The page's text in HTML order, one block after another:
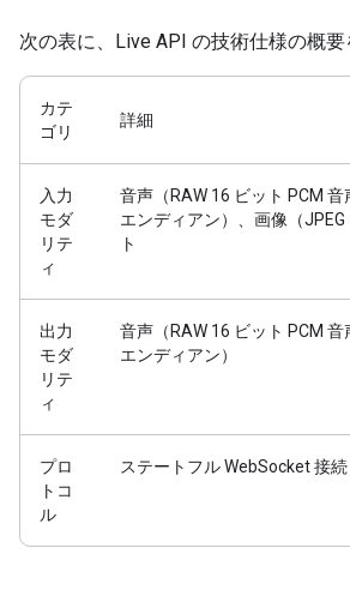
次の表に、Live API の技術仕様の概要
カテ
ゴリ
詳細
入力
モダ
リテ
ィ
音声（RAW 16 ビット PCM
エンディアン）、画像（JPEG
ト
出力
モダ
リテ
ィ
音声（RAW 16 ビット PCM
エンディアン）
プロ
トコ
ル
ステートフル WebSocket 接続